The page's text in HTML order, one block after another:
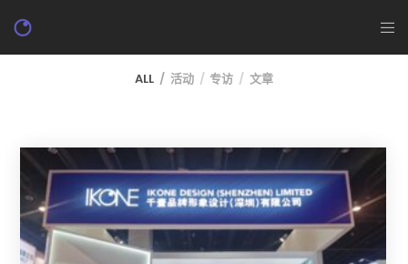
ALL 活动 专访 文章